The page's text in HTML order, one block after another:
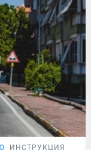
ИНСТРУКЦИЯ